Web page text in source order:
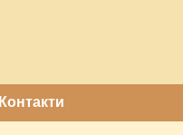
Контакти